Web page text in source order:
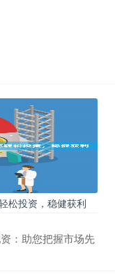
松投资，稳健获利
：助您把握市场先